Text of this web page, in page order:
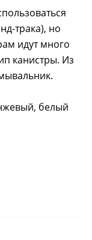
трака), но
идут много
канистры. Из
белый